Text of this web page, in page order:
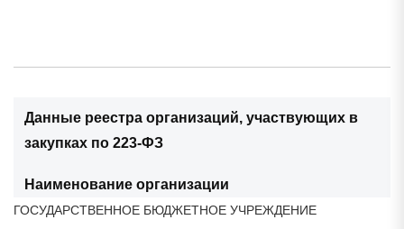
Данные реестра организаций, участвующих в
закупках по 223-ФЗ
Наименование организации
ГОСУДАРСТВЕННОЕ БЮДЖЕТНОЕ УЧРЕЖДЕНИЕ